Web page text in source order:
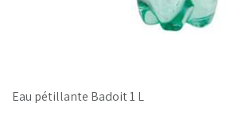
Eau pétillante Badoit 1 L